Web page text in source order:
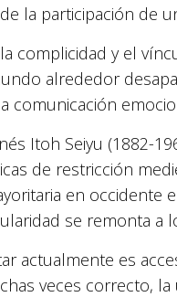
la participación de
complicidad y el
alrededor
comunicación
Itoh Seiyu (1882-
de restricción
en occidente
se remonta a
actualmente es
veces correcto,